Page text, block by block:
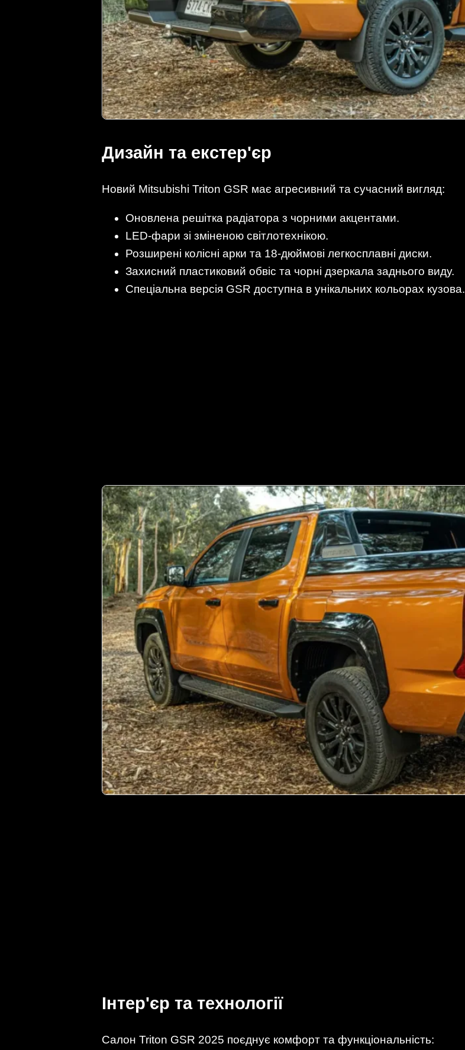
Дизайн та екстер'єр
Новий Mitsubishi Triton GSR має агресивний та сучасний вигляд:
Оновлена решітка радіатора з чорними акцентами.
LED-фари зі зміненою світлотехнікою.
Розширені колісні арки та 18-дюймові легкосплавні диски.
Захисний пластиковий обвіс та чорні дзеркала заднього виду.
Спеціальна версія GSR доступна в унікальних кольорах кузова.
Інтер'єр та технології
Салон Triton GSR 2025 поєднує комфорт та функціональність: